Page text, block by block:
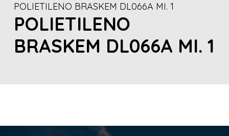
POLIETILENO BRASKEM DL066A MI. 1
POLIETILENO
BRASKEM DL066A MI. 1